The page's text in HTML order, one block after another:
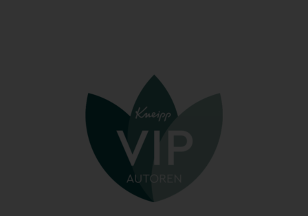
psychischen, wirtschaftlichen, kulturellen oder sozialen
Identität dieser natürlichen Person sind, identifiziert
b) betroffene Person
Betroffene Person ist jede identifizierte oder
identifizierbare natürliche Person, deren
personenbezogene Daten von dem für die Verarbeitung